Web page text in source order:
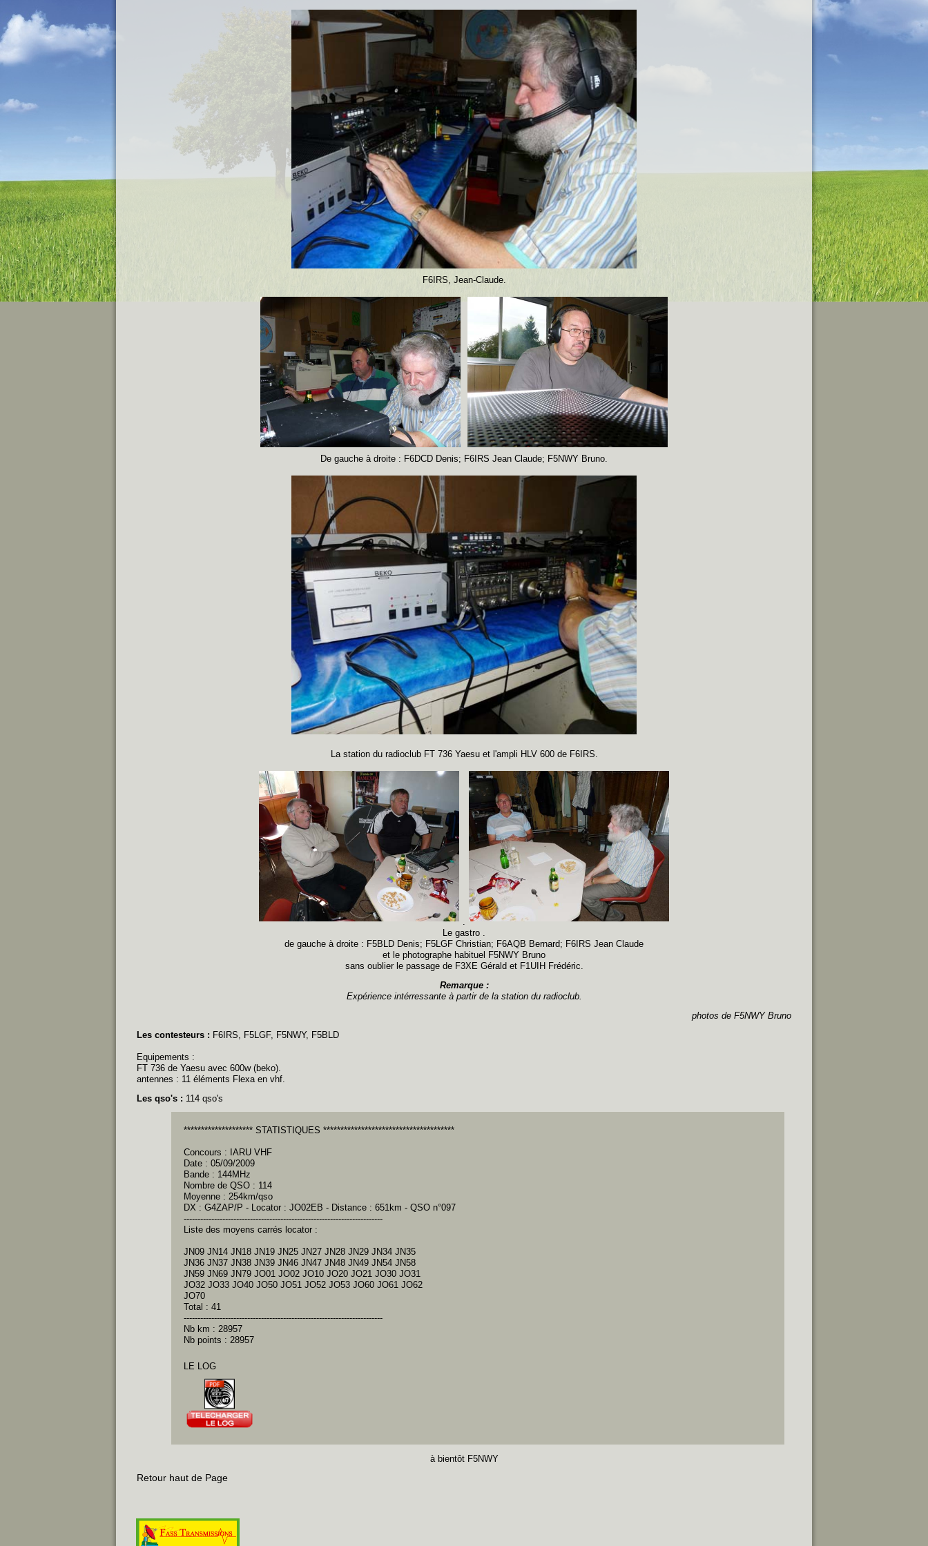
F6IRS, Jean-Claude.
De gauche à droite : F6DCD Denis; F6IRS Jean Claude; F5NWY Bruno.
La station du radioclub FT 736 Yaesu et l'ampli HLV 600 de F6IRS.
.
Le gastro .
de gauche à droite : F5BLD Denis; F5LGF Christian; F6AQB Bernard; F6IRS Jean Claude
et le photographe habituel F5NWY Bruno
sans oublier le passage de F3XE Gérald et F1UIH Frédéric.
Remarque :
Expérience intérressante à partir de la station du radioclub.
photos de F5NWY Bruno
Les contesteurs : F6IRS, F5LGF, F5NWY, F5BLD
Equipements :
FT 736 de Yaesu avec 600w (beko).
antennes : 11 éléments Flexa en vhf.
Les qso's : 114 qso's
******************** STATISTIQUES **************************************
Concours : IARU VHF
Date : 05/09/2009
Bande : 144MHz
Nombre de QSO : 114
Moyenne : 254km/qso
DX : G4ZAP/P - Locator : JO02EB - Distance : 651km - QSO n°097
------------------------------------------------------------------------
Liste des moyens carrés locator :
JN09 JN14 JN18 JN19 JN25 JN27 JN28 JN29 JN34 JN35
JN36 JN37 JN38 JN39 JN46 JN47 JN48 JN49 JN54 JN58
JN59 JN69 JN79 JO01 JO02 JO10 JO20 JO21 JO30 JO31
JO32 JO33 JO40 JO50 JO51 JO52 JO53 JO60 JO61 JO62
JO70
Total : 41
------------------------------------------------------------------------
Nb km : 28957
Nb points : 28957
LE LOG
à bientôt F5NWY
Retour haut de Page